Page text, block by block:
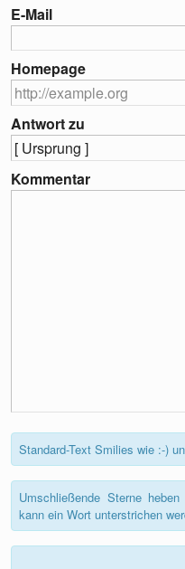
E-Mail
Homepage
Antwort zu
Kommentar
Standard-Text Smilies wie :-)
Umschließende Sterne
kann ein Wort unterstrichen